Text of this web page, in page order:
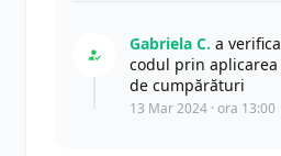
Gabriela C. a
codul prin
de cumpărături
13 Mar 2024 · ora 13:00